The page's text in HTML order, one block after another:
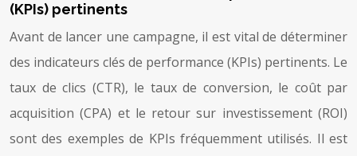
(KPIs) pertinents
Avant de lancer une campagne, il est vital de déterminer
des indicateurs clés de performance (KPIs) pertinents. Le
taux de clics (CTR), le taux de conversion, le coût par
acquisition (CPA) et le retour sur investissement (ROI)
sont des exemples de KPIs fréquemment utilisés. Il est